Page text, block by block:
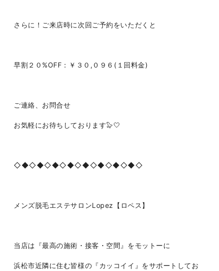
さらに！ご来店時に次回ご予約をいただくと
早割２０%OFF：￥３０,０９６(１回料金)
ご連絡、お問合せ
お気軽にお待ちしております🦭🤍
◇◆◇◆◇◆◇◆◇◆◇◆◇◆◇◆◇
メンズ脱毛エステサロンLopez【ロペス】
当店は『最高の施術・接客・空間』をモットーに
浜松市近隣に住む皆様の『カッコイイ』をサポートしてお